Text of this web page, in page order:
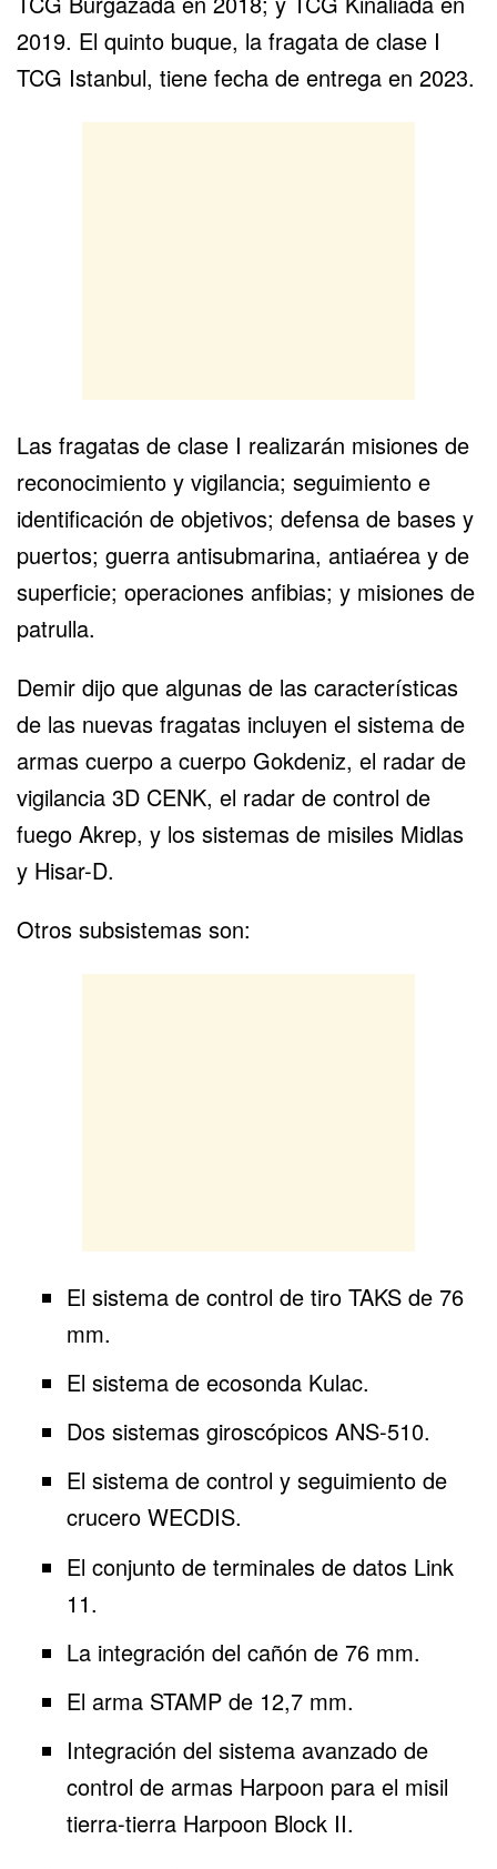
2019. El quinto buque, la fragata de clase I
TCG Istanbul, tiene fecha de entrega en 2023.
Las fragatas de clase I realizarán misiones de
reconocimiento y vigilancia; seguimiento e
identificación de objetivos; defensa de bases y
puertos; guerra antisubmarina, antiaérea y de
superficie; operaciones anfibias; y misiones de
patrulla.
Demir dijo que algunas de las características
de las nuevas fragatas incluyen el sistema de
armas cuerpo a cuerpo Gokdeniz, el radar de
vigilancia 3D CENK, el radar de control de
fuego Akrep, y los sistemas de misiles Midlas
y Hisar-D.
Otros subsistemas son:
El sistema de control de tiro TAKS de 76
mm.
El sistema de ecosonda Kulac.
Dos sistemas giroscópicos ANS-510.
El sistema de control y seguimiento de
crucero WECDIS.
El conjunto de terminales de datos Link
11.
La integración del cañón de 76 mm.
El arma STAMP de 12,7 mm.
Integración del sistema avanzado de
control de armas Harpoon para el misil
tierra-tierra Harpoon Block II.